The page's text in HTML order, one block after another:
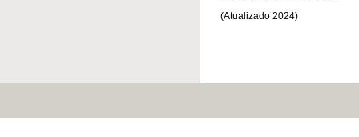
(Atualizado 2024)